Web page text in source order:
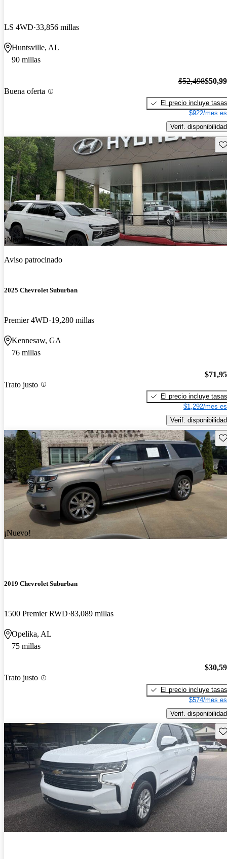
LS 4WD 33,856 millas
Huntsville, AL
90 millas
Buena oferta
$52,498
El precio incluye tasas
$922/mes
Verif. disponibilidad
¡Nuevo!
Aviso patrocinado
2025 Chevrolet Suburban
Premier 4WD 19,280 millas
Kennesaw, GA
76 millas
Trato justo
El precio incluye tasas
$1,292/mes
Verif. disponibilidad
¡Nuevo!
2019 Chevrolet Suburban
1500 Premier RWD 83,089 millas
Opelika, AL
75 millas
Trato justo
El precio incluye tasas
$574/mes
Verif. disponibilidad